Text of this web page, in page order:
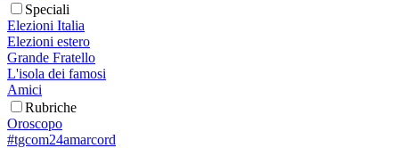
Speciali
Elezioni Italia
Elezioni estero
Grande Fratello
L'isola dei famosi
Amici
Rubriche
Oroscopo
#tgcom24amarcord